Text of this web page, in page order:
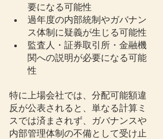
要になる可能性
過年度の内部統制やガバナン
ス体制に疑義が生じる可能性
監査人・証券取引所・金融機
関への説明が必要になる可能
性
特に上場会社では、分配可能額違
反が公表されると、単なる計算ミ
スでは済まされず、ガバナンスや
内部管理体制の不備として受け止